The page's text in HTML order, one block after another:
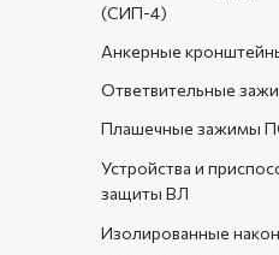
Изолированные
Устройства и
защиты ВЛ
Плашечные зажимы
Ответвительные
Анкерные
(СИП-4)